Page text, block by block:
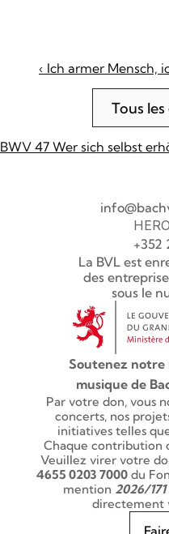
‹ Ich armer Mensch,
Tous
BWV 47 Wer sich selbst
+352
La BVL est
des
sous le
Soutenez notre
musique de
Par votre don, vous
concerts, nos
initiatives telles
Chaque contribution
Veuillez virer votre
4655 0203 7000 du
mention 2026/
directement